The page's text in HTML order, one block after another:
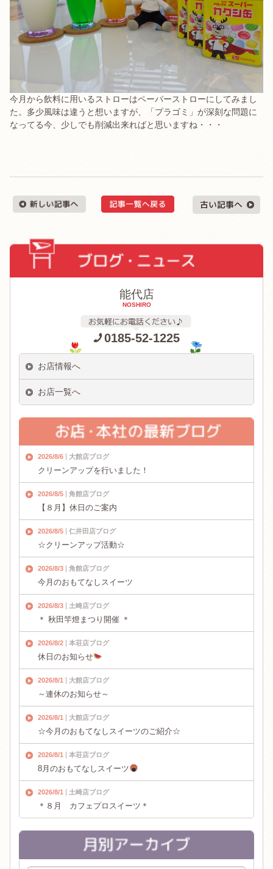
今月から飲料に用いるストローはペーパーストローにしてみまし
た。多少風味は違うと想いますが、「プラゴミ」が深刻な問題に
なってる今、少しでも削減出来ればと思いますね・・・
能代店
NOSHIRO
0185-52-1225
お店情報へ
お店一覧へ
2026/8/6 大館店ブログ
クリーンアップを行いました！
2026/8/5 角館店ブログ
【８月】休日のご案内
2026/8/5 仁井田店ブログ
☆クリーンアップ活動☆
2026/8/3 角館店ブログ
今月のおもてなしスイーツ
2026/8/3 土崎店ブログ
＊ 秋田竿燈まつり開催 ＊
2026/8/2 本荘店ブログ
休日のお知らせ
2026/8/1 大館店ブログ
～連休のお知らせ～
2026/8/1 大館店ブログ
☆今月のおもてなしスイーツのご紹介☆
2026/8/1 本荘店ブログ
8月のおもてなしスイーツ
2026/8/1 土崎店ブログ
＊８月 カフェプロスイーツ＊